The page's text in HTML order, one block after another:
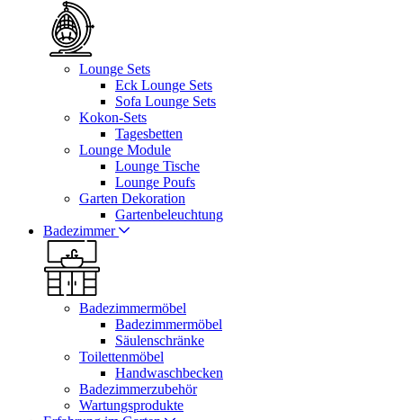
Lounge Sets
Eck Lounge Sets
Sofa Lounge Sets
Kokon-Sets
Tagesbetten
Lounge Module
Lounge Tische
Lounge Poufs
Garten Dekoration
Gartenbeleuchtung
Badezimmer
Badezimmermöbel
Badezimmermöbel
Säulenschränke
Toilettenmöbel
Handwaschbecken
Badezimmerzubehör
Wartungsprodukte